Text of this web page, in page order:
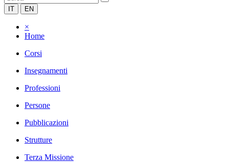
IT EN
×
Home
Corsi
Insegnamenti
Professioni
Persone
Pubblicazioni
Strutture
Terza Missione